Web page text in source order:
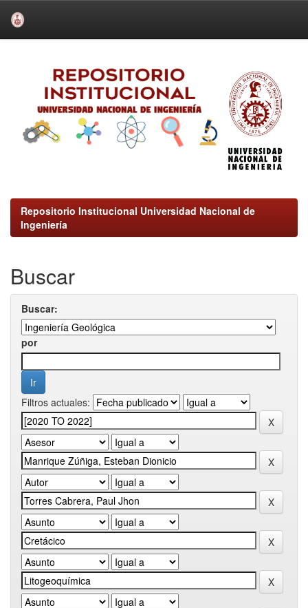
Repositorio Institucional Universidad Nacional de
Ingeniería
Buscar
Buscar:
por
Filtros actuales: